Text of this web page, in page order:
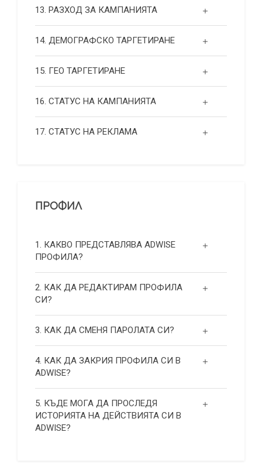
13. РАЗХОД ЗА КАМПАНИЯТА
14. ДЕМОГРАФСКО ТАРГЕТИРАНЕ
15. ГЕО ТАРГЕТИРАНЕ
16. СТАТУС НА КАМПАНИЯТА
17. СТАТУС НА РЕКЛАМА
ПРОФИЛ
1. КАКВО ПРЕДСТАВЛЯВА ADWISE
ПРОФИЛА?
2. КАК ДА РЕДАКТИРАМ ПРОФИЛА
СИ?
3. КАК ДА СМЕНЯ ПАРОЛАТА СИ?
4. КАК ДА ЗАКРИЯ ПРОФИЛА СИ В
ADWISE?
5. КЪДЕ МОГА ДА ПРОСЛЕДЯ
ИСТОРИЯТА НА ДЕЙСТВИЯТА СИ В
ADWISE?